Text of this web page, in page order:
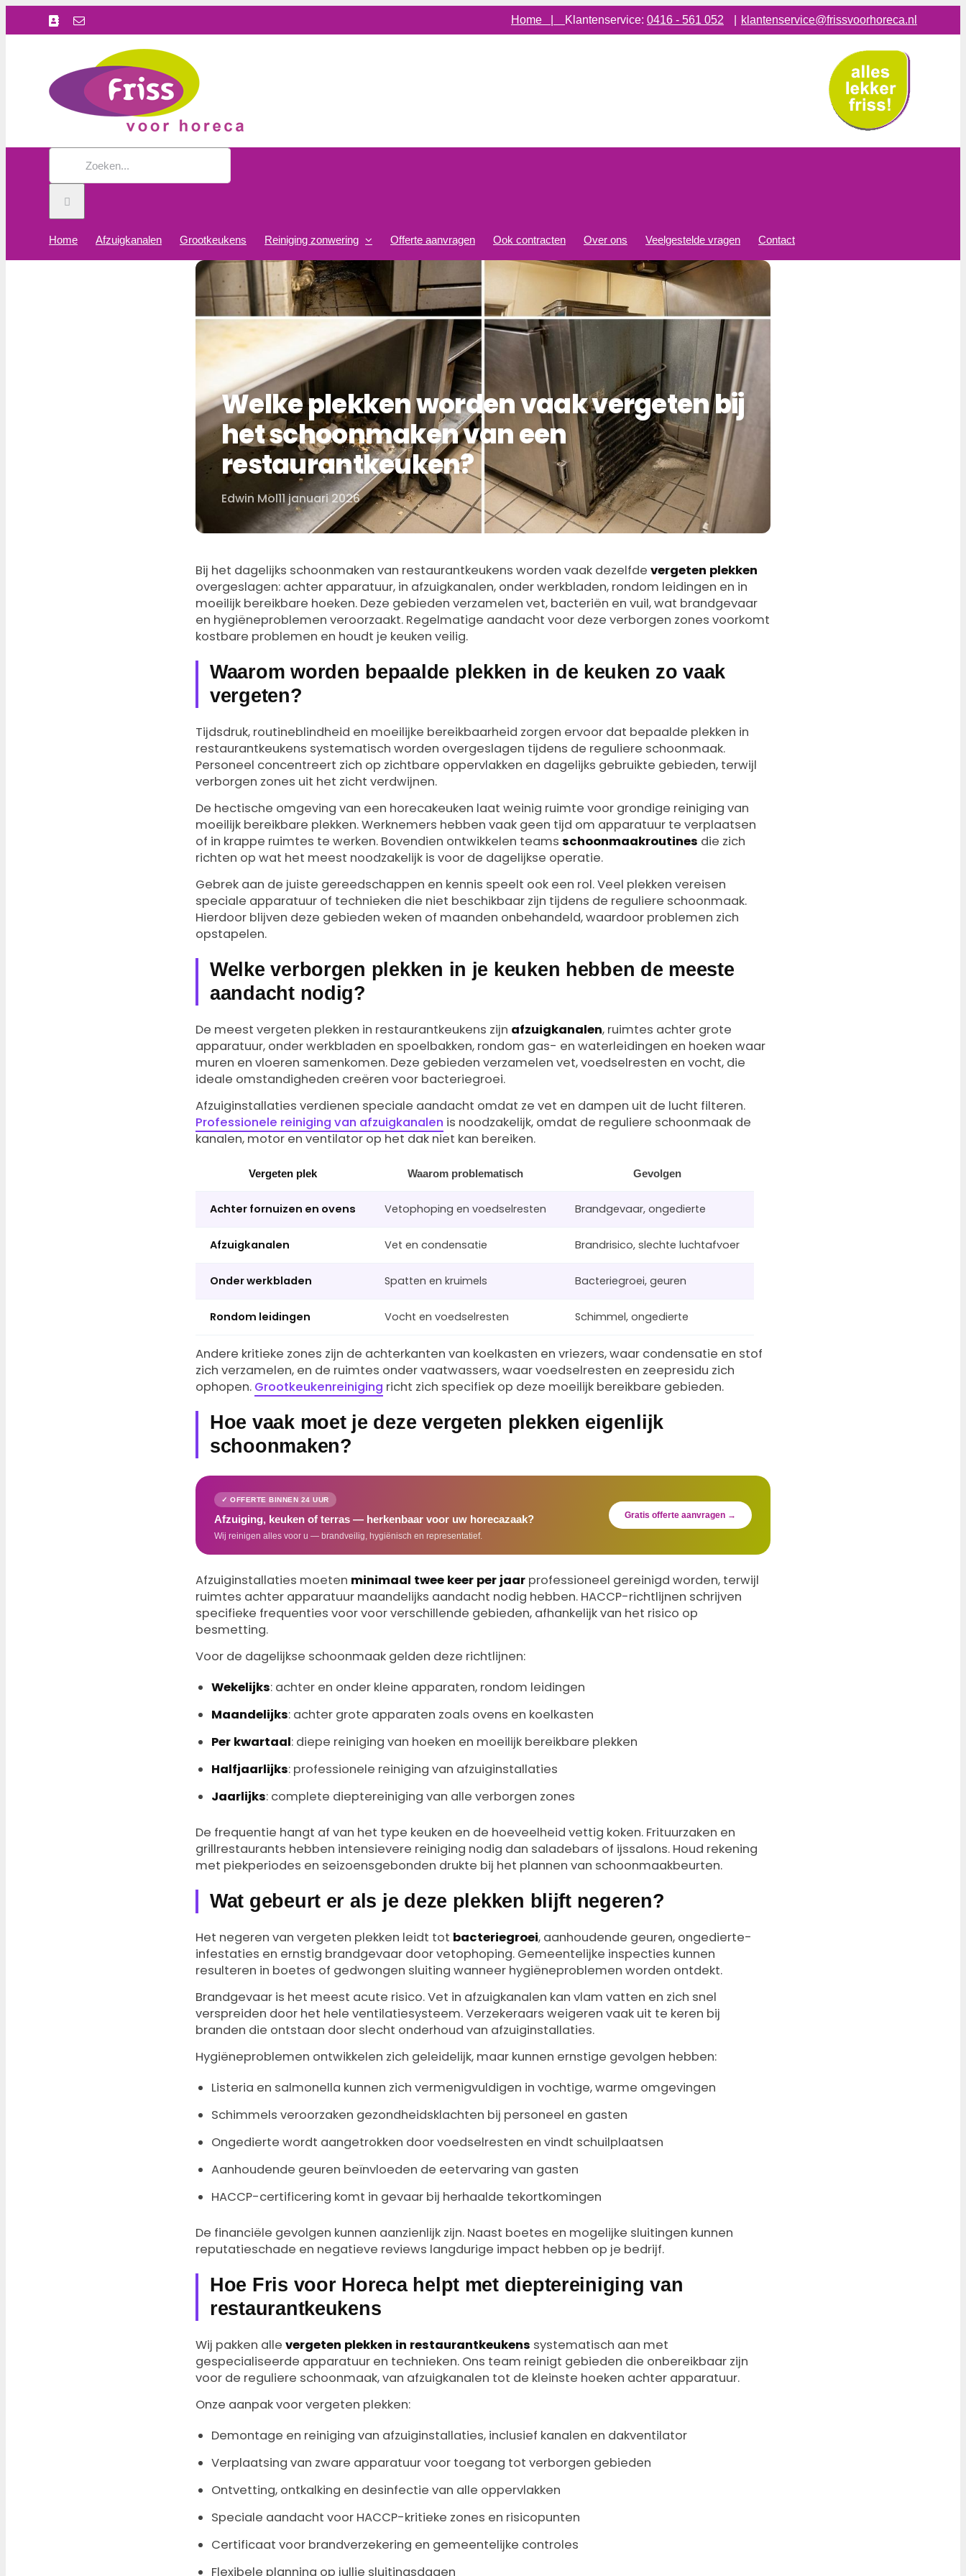
Facebook
E-
Home | Klantenservice: 0416 - 561 052 klantenservice@frissvoorhoreca.nl
Zoeken
Home Afzuigkanalen Grootkeukens Reiniging zonwering Offerte aanvragen Ook contracten Over ons Veelgestelde vragen Contact
Welke plekken worden vaak vergeten bij
het schoonmaken van een
restaurantkeuken?
Door
Edwin Mol11 januari 2026
Bij het dagelijks schoonmaken van restaurantkeukens worden vaak dezelfde vergeten plekken
overgeslagen: achter apparatuur, in afzuigkanalen, onder werkbladen, rondom leidingen en in
moeilijk bereikbare hoeken. Deze gebieden verzamelen vet, bacteriën en vuil, wat brandgevaar
en hygiëneproblemen veroorzaakt. Regelmatige aandacht voor deze verborgen zones voorkomt
kostbare problemen en houdt je keuken veilig.
Waarom worden bepaalde plekken in de keuken zo vaak
vergeten?
Tijdsdruk, routineblindheid en moeilijke bereikbaarheid zorgen ervoor dat bepaalde plekken in
restaurantkeukens systematisch worden overgeslagen tijdens de reguliere schoonmaak.
Personeel concentreert zich op zichtbare oppervlakken en dagelijks gebruikte gebieden, terwijl
verborgen zones uit het zicht verdwijnen.
De hectische omgeving van een horecakeuken laat weinig ruimte voor grondige reiniging van
moeilijk bereikbare plekken. Werknemers hebben vaak geen tijd om apparatuur te verplaatsen
of in krappe ruimtes te werken. Bovendien ontwikkelen teams schoonmaakroutines die zich
richten op wat het meest noodzakelijk is voor de dagelijkse operatie.
Gebrek aan de juiste gereedschappen en kennis speelt ook een rol. Veel plekken vereisen
speciale apparatuur of technieken die niet beschikbaar zijn tijdens de reguliere schoonmaak.
Hierdoor blijven deze gebieden weken of maanden onbehandeld, waardoor problemen zich
opstapelen.
Welke verborgen plekken in je keuken hebben de meeste
aandacht nodig?
De meest vergeten plekken in restaurantkeukens zijn afzuigkanalen, ruimtes achter grote
apparatuur, onder werkbladen en spoelbakken, rondom gas- en waterleidingen en hoeken waar
muren en vloeren samenkomen. Deze gebieden verzamelen vet, voedselresten en vocht, die
ideale omstandigheden creëren voor bacteriegroei.
Afzuiginstallaties verdienen speciale aandacht omdat ze vet en dampen uit de lucht filteren.
Professionele reiniging van afzuigkanalen is noodzakelijk, omdat de reguliere schoonmaak de
kanalen, motor en ventilator op het dak niet kan bereiken.
Vergeten plek Waarom problematisch Gevolgen
Achter fornuizen en ovens Vetophoping en voedselresten Brandgevaar, ongedierte
Afzuigkanalen Vet en condensatie Brandrisico, slechte luchtafvoer
Onder werkbladen Spatten en kruimels Bacteriegroei, geuren
Rondom leidingen Vocht en voedselresten Schimmel, ongedierte
Andere kritieke zones zijn de achterkanten van koelkasten en vriezers, waar condensatie en stof
zich verzamelen, en de ruimtes onder vaatwassers, waar voedselresten en zeepresidu zich
ophopen. Grootkeukenreiniging richt zich specifiek op deze moeilijk bereikbare gebieden.
Hoe vaak moet je deze vergeten plekken eigenlijk
schoonmaken?
✓ OFFERTE BINNEN 24 UUR
Afzuiging, keuken of terras — herkenbaar voor uw horecazaak?
Wij reinigen alles voor u — brandveilig, hygiënisch en representatief.
Gratis offerte aanvragen →
Afzuiginstallaties moeten minimaal twee keer per jaar professioneel gereinigd worden, terwijl
ruimtes achter apparatuur maandelijks aandacht nodig hebben. HACCP-richtlijnen schrijven
specifieke frequenties voor voor verschillende gebieden, afhankelijk van het risico op
besmetting.
Voor de dagelijkse schoonmaak gelden deze richtlijnen:
Wekelijks: achter en onder kleine apparaten, rondom leidingen
Maandelijks: achter grote apparaten zoals ovens en koelkasten
Per kwartaal: diepe reiniging van hoeken en moeilijk bereikbare plekken
Halfjaarlijks: professionele reiniging van afzuiginstallaties
Jaarlijks: complete dieptereiniging van alle verborgen zones
De frequentie hangt af van het type keuken en de hoeveelheid vettig koken. Frituurzaken en
grillrestaurants hebben intensievere reiniging nodig dan saladebars of ijssalons. Houd rekening
met piekperiodes en seizoensgebonden drukte bij het plannen van schoonmaakbeurten.
Wat gebeurt er als je deze plekken blijft negeren?
Het negeren van vergeten plekken leidt tot bacteriegroei, aanhoudende geuren, ongedierte-
infestaties en ernstig brandgevaar door vetophoping. Gemeentelijke inspecties kunnen
resulteren in boetes of gedwongen sluiting wanneer hygiëneproblemen worden ontdekt.
Brandgevaar is het meest acute risico. Vet in afzuigkanalen kan vlam vatten en zich snel
verspreiden door het hele ventilatiesysteem. Verzekeraars weigeren vaak uit te keren bij
branden die ontstaan door slecht onderhoud van afzuiginstallaties.
Hygiëneproblemen ontwikkelen zich geleidelijk, maar kunnen ernstige gevolgen hebben:
Listeria en salmonella kunnen zich vermenigvuldigen in vochtige, warme omgevingen
Schimmels veroorzaken gezondheidsklachten bij personeel en gasten
Ongedierte wordt aangetrokken door voedselresten en vindt schuilplaatsen
Aanhoudende geuren beïnvloeden de eetervaring van gasten
HACCP-certificering komt in gevaar bij herhaalde tekortkomingen
De financiële gevolgen kunnen aanzienlijk zijn. Naast boetes en mogelijke sluitingen kunnen
reputatieschade en negatieve reviews langdurige impact hebben op je bedrijf.
Hoe Fris voor Horeca helpt met dieptereiniging van
restaurantkeukens
Wij pakken alle vergeten plekken in restaurantkeukens systematisch aan met
gespecialiseerde apparatuur en technieken. Ons team reinigt gebieden die onbereikbaar zijn
voor de reguliere schoonmaak, van afzuigkanalen tot de kleinste hoeken achter apparatuur.
Onze aanpak voor vergeten plekken:
Demontage en reiniging van afzuiginstallaties, inclusief kanalen en dakventilator
Verplaatsing van zware apparatuur voor toegang tot verborgen gebieden
Ontvetting, ontkalking en desinfectie van alle oppervlakken
Speciale aandacht voor HACCP-kritieke zones en risicopunten
Certificaat voor brandverzekering en gemeentelijke controles
Flexibele planning op jullie sluitingsdagen